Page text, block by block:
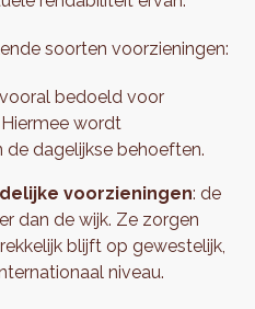
soorten voorzieningen:
vooral bedoeld voor
wordt
dagelijkse behoeften.
voorzieningen: de
dan de wijk. Ze zorgen
blijft op gewestelijk,
niveau.